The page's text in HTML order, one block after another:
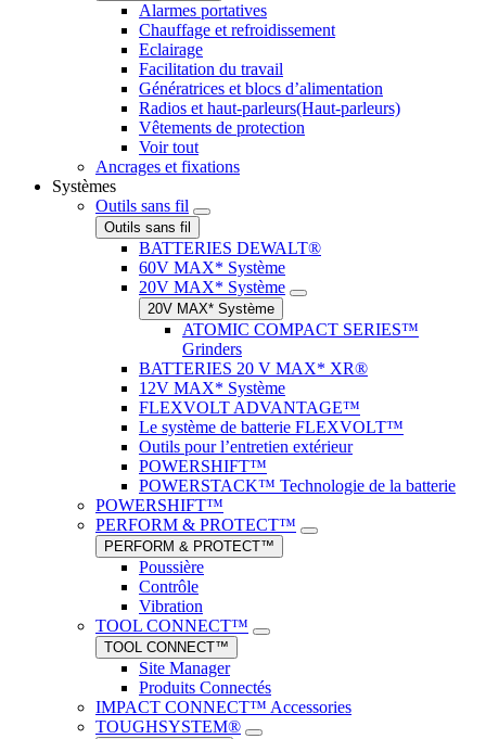
Alarmes portatives
Chauffage et refroidissement
Eclairage
Facilitation du travail
Génératrices et blocs d’alimentation
Radios et haut-parleurs(Haut-parleurs)
Vêtements de protection
Voir tout
Ancrages et fixations
Systèmes
Outils sans fil
Outils sans fil
BATTERIES DEWALT®
60V MAX* Système
20V MAX* Système
20V MAX* Système
ATOMIC COMPACT SERIES™
Grinders
BATTERIES 20 V MAX* XR®
12V MAX* Système
FLEXVOLT ADVANTAGE™
Le système de batterie FLEXVOLT™
Outils pour l’entretien extérieur
POWERSHIFT™
POWERSTACK™ Technologie de la batterie
POWERSHIFT™
PERFORM & PROTECT™
PERFORM & PROTECT™
Poussière
Contrôle
Vibration
TOOL CONNECT™
TOOL CONNECT™
Site Manager
Produits Connectés
IMPACT CONNECT™ Accessories
TOUGHSYSTEM®